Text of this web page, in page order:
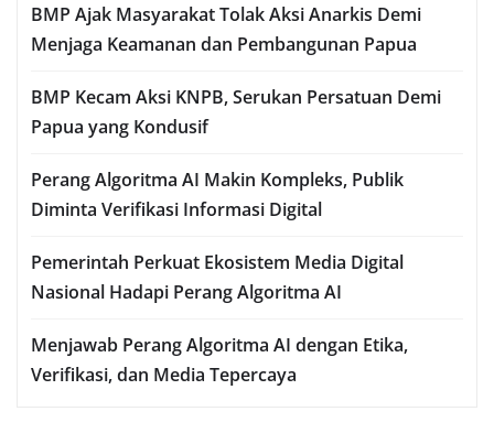
BMP Ajak Masyarakat Tolak Aksi Anarkis Demi
Menjaga Keamanan dan Pembangunan Papua
BMP Kecam Aksi KNPB, Serukan Persatuan Demi
Papua yang Kondusif
Perang Algoritma AI Makin Kompleks, Publik
Diminta Verifikasi Informasi Digital
Pemerintah Perkuat Ekosistem Media Digital
Nasional Hadapi Perang Algoritma AI
Menjawab Perang Algoritma AI dengan Etika,
Verifikasi, dan Media Tepercaya